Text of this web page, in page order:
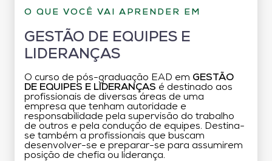
O QUE VOCÊ VAI APRENDER EM
GESTÃO DE EQUIPES E
LIDERANÇAS
O curso de pós-graduação EAD em GESTÃO
DE EQUIPES E LIDERANÇAS é destinado aos
profissionais de diversas áreas de uma
empresa que tenham autoridade e
responsabilidade pela supervisão do trabalho
de outros e pela condução de equipes. Destina-
se também a profissionais que buscam
desenvolver-se e preparar-se para assumirem
posição de chefia ou liderança.